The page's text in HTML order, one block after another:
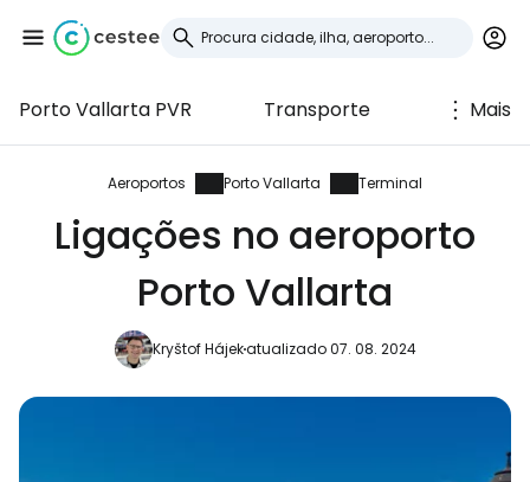
Porto Vallarta PVR Transporte Mais
Aeroportos Porto Vallarta Terminal
Ligações no aeroporto
Porto Vallarta
Kryštof Hájekatualizado 07. 08. 2024
Iniciar sessão no
Cestee
... a comunidade mundial de viajantes